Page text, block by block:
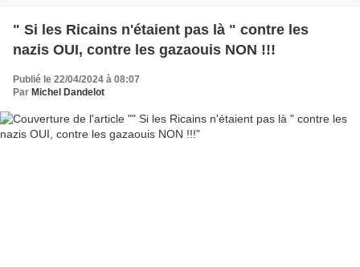
" Si les Ricains n'étaient pas là " contre les
nazis OUI, contre les gazaouis NON !!!
Publié le 22/04/2024 à 08:07
Par Michel Dandelot